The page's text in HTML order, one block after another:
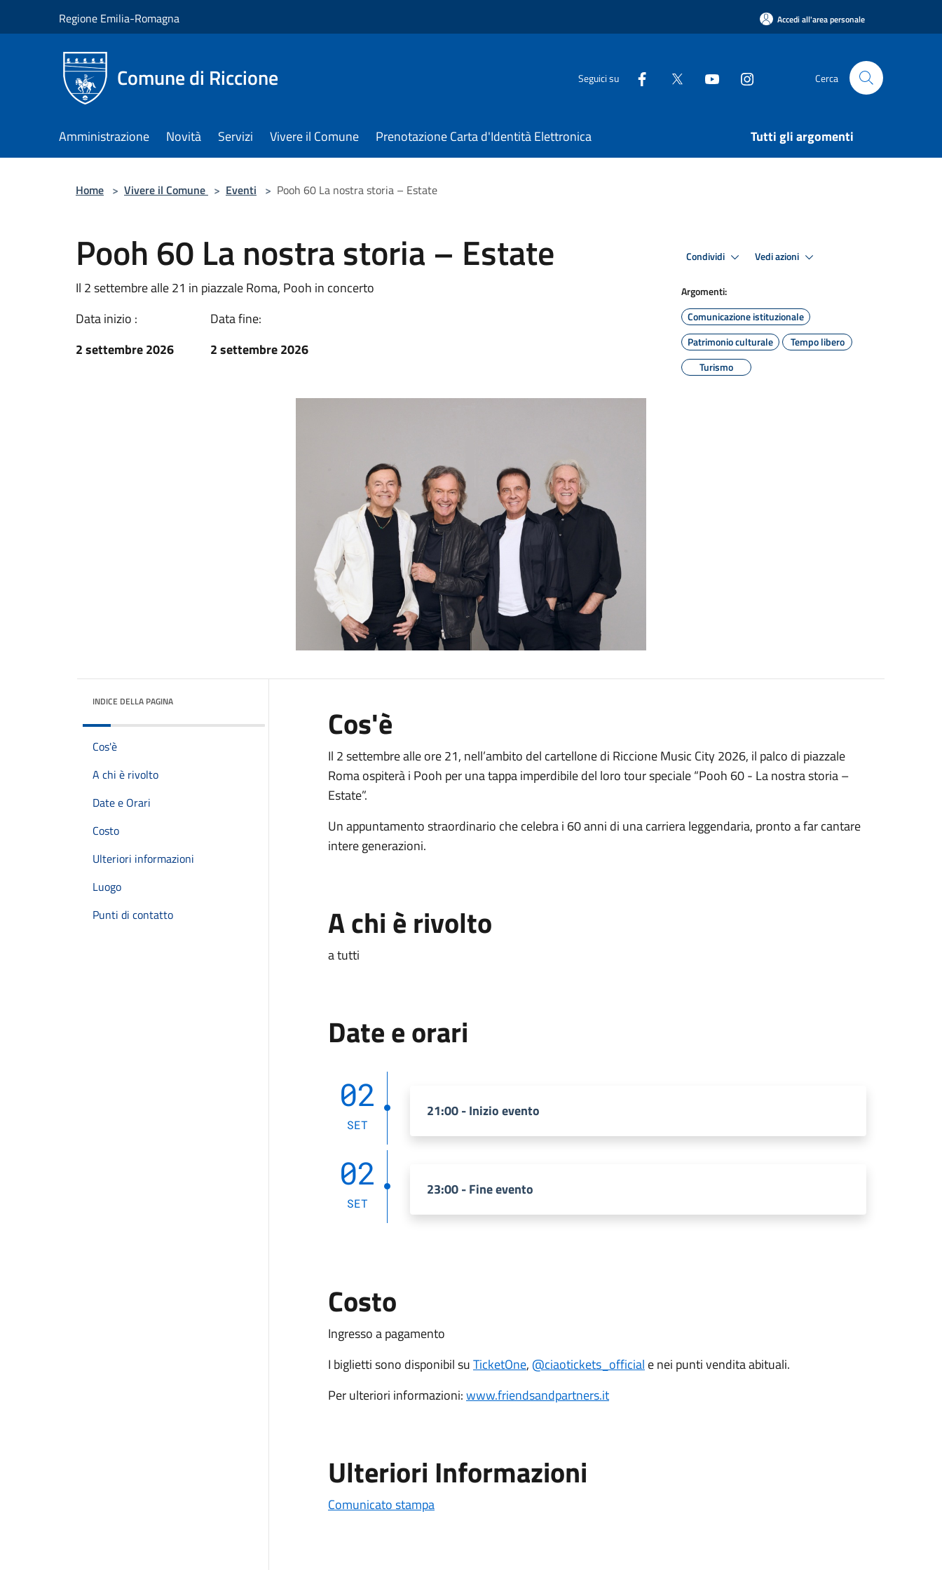
Regione Emilia-Romagna Accedi all'area personale
Comune di Riccione Seguici su Cerca
Amministrazione Novità Servizi Vivere il Comune Prenotazione Carta d'Identità Elettronica Tutti gli argomenti
Home > Vivere il Comune > Eventi > Pooh 60 La nostra storia – Estate
Pooh 60 La nostra storia – Estate
Il 2 settembre alle 21 in piazzale Roma, Pooh in concerto
Data inizio :
2 settembre 2026
Data fine:
2 settembre 2026
Condividi Vedi azioni
Argomenti:
Comunicazione istituzionale
Patrimonio culturale
Tempo libero
Turismo
INDICE DELLA PAGINA
Cos'è
A chi è rivolto
Date e Orari
Costo
Ulteriori informazioni
Luogo
Punti di contatto
Cos'è
Il 2 settembre alle ore 21, nell’ambito del cartellone di Riccione Music City 2026, il palco di piazzale
Roma ospiterà i Pooh per una tappa imperdibile del loro tour speciale “Pooh 60 - La nostra storia –
Estate”.
Un appuntamento straordinario che celebra i 60 anni di una carriera leggendaria, pronto a far cantare
intere generazioni.
A chi è rivolto
a tutti
Date e orari
02
SET
21:00 - Inizio evento
02
SET
23:00 - Fine evento
Costo
Ingresso a pagamento
I biglietti sono disponibil suTicketOne, @ciaotickets_official e nei punti vendita abituali.
Per ulteriori informazioni:www.friendsandpartners.it
Ulteriori Informazioni
Comunicato stampa